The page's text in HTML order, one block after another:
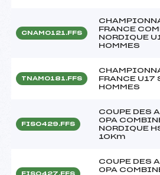
CNAM0121.FFS
FRANCE
NORDIQUE
HOMMES
TNAM0181.FFS
FRANCE U17
HOMMES
FIS0429.FFS
COUPE DES
OPA
NORDIQUE
10Km
FIS0427.FFS
COUPE DES
OPA